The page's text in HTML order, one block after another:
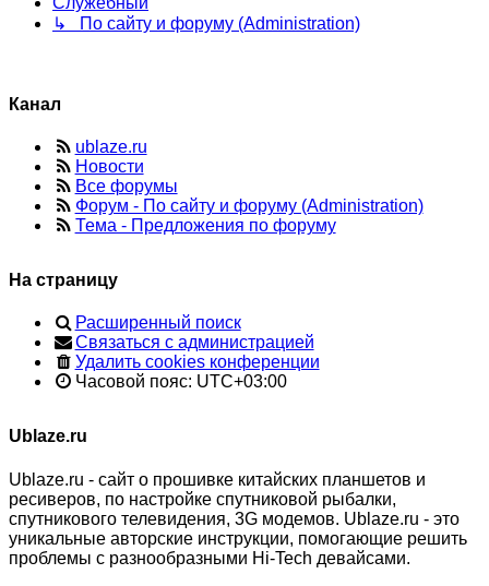
↳ По сайту и форуму (Administration)
Канал
ublaze.ru
Новости
Все форумы
Форум - По сайту и форуму (Administration)
Тема - Предложения по форуму
На страницу
Расширенный поиск
Связаться с администрацией
Удалить cookies конференции
Часовой пояс: UTC+03:00
Ublaze.ru
Ublaze.ru - сайт о прошивке китайских планшетов и
ресиверов, по настройке спутниковой рыбалки,
спутникового телевидения, 3G модемов. Ublaze.ru - это
уникальные авторские инструкции, помогающие решить
проблемы с разнообразными Hi-Tech девайсами.